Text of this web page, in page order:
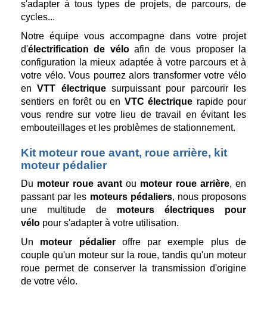
s'adapter à tous types de projets, de parcours, de
cycles...
Notre équipe vous accompagne dans votre projet
d'électrification de vélo afin de vous proposer la
configuration la mieux adaptée à votre parcours et à
votre vélo. Vous pourrez alors transformer votre vélo
en
VTT électrique surpuissant pour parcourir les
sentiers en forêt ou en VTC électrique rapide pour
vous rendre sur votre lieu de travail en évitant les
embouteillages et les problèmes de stationnement.
Kit moteur roue avant, roue arrière, kit
moteur pédalier
Du moteur roue avant ou moteur roue arrière, en
passant par les moteurs pédaliers, nous proposons
une multitude de
moteurs électriques pour
vélo pour s'adapter à votre utilisation.
Un
moteur pédalier
offre par exemple plus de
couple qu'un moteur sur la roue, tandis qu'un moteur
roue permet de conserver la transmission d'origine
de votre vélo.